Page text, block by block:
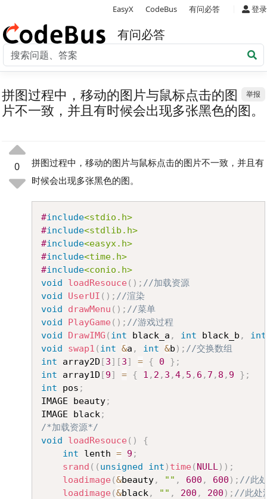
EasyX CodeBus 有问必答 登录
有问必答
举报
拼图过程中，移动的图片与鼠标点击的图
片不一致，并且有时候会出现多张黑色的图。
0
拼图过程中，移动的图片与鼠标点击的图片不一致，并且有
时候会出现多张黑色的图。
#include<stdio.h>
#include<stdlib.h>
#include<easyx.h>
#include<time.h>
#include<conio.h>
void
loadResouce( ) ; //加载资源
void
UserUI ( ) ; //渲染
void
drawMenu ( ) ; //菜单
void
PlayGame( ) ; //游戏过程
void
DrawIMG ( int black_a , int black_b , int
void
swap1 ( int &a , int &b ) ; //交换数组
int array2D [3] [3] = { 0 } ;
int array1D [9] = { 1 , 2 , 3 ,4, 5 , 6 , 7 , 8 , 9 } ;
int pos ;
IMAGE beauty;
IMAGE black;
/*加载资源*/
void
loadResouce( )
{
int lenth = 9 ;
srand ( ( unsigned int ) time( NULL) ) ;
loadimage(&beauty, "" , 600 , 600 ) ; //此处
loadimage(&black, "" , 200 , 200 ) ; //此处